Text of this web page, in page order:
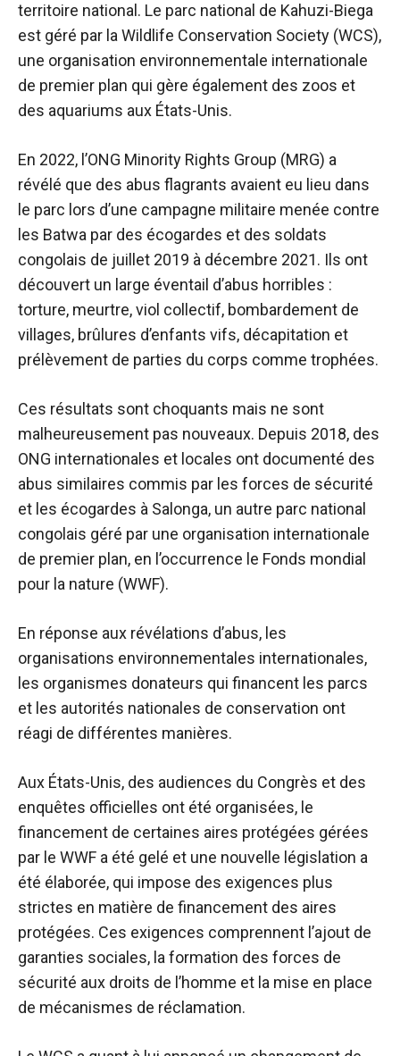
territoire national. Le parc national de Kahuzi-Biega
est géré par la Wildlife Conservation Society (WCS),
une organisation environnementale internationale
de premier plan qui gère également des zoos et
des aquariums aux États-Unis.
En 2022, l’ONG Minority Rights Group (MRG) a
révélé que des abus flagrants avaient eu lieu dans
le parc lors d’une campagne militaire menée contre
les Batwa par des écogardes et des soldats
congolais de juillet 2019 à décembre 2021. Ils ont
découvert un large éventail d’abus horribles :
torture, meurtre, viol collectif, bombardement de
villages, brûlures d’enfants vifs, décapitation et
prélèvement de parties du corps comme trophées.
Ces résultats sont choquants mais ne sont
malheureusement pas nouveaux. Depuis 2018, des
ONG internationales et locales ont documenté des
abus similaires commis par les forces de sécurité
et les écogardes à Salonga, un autre parc national
congolais géré par une organisation internationale
de premier plan, en l’occurrence le Fonds mondial
pour la nature (WWF).
En réponse aux révélations d’abus, les
organisations environnementales internationales,
les organismes donateurs qui financent les parcs
et les autorités nationales de conservation ont
réagi de différentes manières.
Aux États-Unis, des audiences du Congrès et des
enquêtes officielles ont été organisées, le
financement de certaines aires protégées gérées
par le WWF a été gelé et une nouvelle législation a
été élaborée, qui impose des exigences plus
strictes en matière de financement des aires
protégées. Ces exigences comprennent l’ajout de
garanties sociales, la formation des forces de
sécurité aux droits de l’homme et la mise en place
de mécanismes de réclamation.